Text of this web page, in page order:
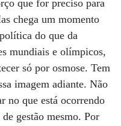
que for preciso para
chega um momento
do que da
mundiais e olímpicos,
só por osmose. Tem
imagem adiante. Não
no que está ocorrendo
gestão mesmo. Por